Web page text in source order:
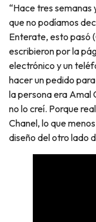
“Hace tres
que no podíamos
Enterate, esto pasó
escribieron por la
electrónico y un
hacer un pedido
la persona era Amal
no lo creí. Porque
Chanel, lo que
diseño del otro lado